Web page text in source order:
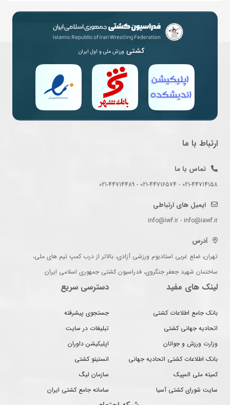
کشتی ورزش ملی و اول ایران
ارتباط با ما
تماس با ما
021-44714158 - 021-44716574 - 021-44714489
ایمیل های ارتباطی
info@iwf.ir - info@iawf.ir
آدرس
تهران، ضلع غربی استادیوم ورزشی آزادی، بالاتر از درب کمپ تیم های ملی،
ساختمان شهید جعفر جنگروی، فدراسیون کشتی جمهوری اسلامی ایران
لینک های مفید
بانک جامع اطلاعات کشتی
اتحادیه جهانی کشتی
وزارت ورزش و جوانان
بانک اطلاعات کشتی اتحادیه جهانی
کمیته ملی المپیک
سایت شورای کشتی آسیا
دسترسی سریع
جستجوی پیشرفته
تبلیغات در سایت
اپلیکیشن داوران
انستیتو کشتی
سازمان لیگ
سامانه جامع کشتی ایران